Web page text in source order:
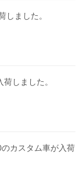
しました。
しました。
カスタム車が入荷